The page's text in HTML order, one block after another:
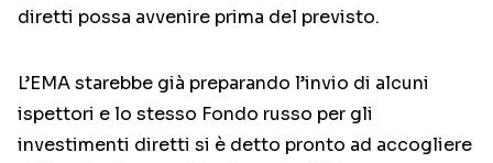
diretti possa avvenire prima del previsto.
L’EMA starebbe già preparando l’invio di alcuni
ispettori e lo stesso Fondo russo per gli
investimenti diretti si è detto pronto ad accogliere